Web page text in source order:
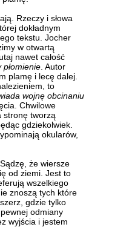
Rzeczy i słowa
dokładnym
tekstu. Jocher
w otwartą
nawet całość
. Autor
plamę i lecę dalej.
to
wojnę obcinaniu
Chwilowe
stronę tworzą
gdziekolwiek.
okularów,
że wiersze
od ziemi. Jest to
wszelkiego
znoszą tych które
gdzie tylko
odmiany
wyjścia i jestem